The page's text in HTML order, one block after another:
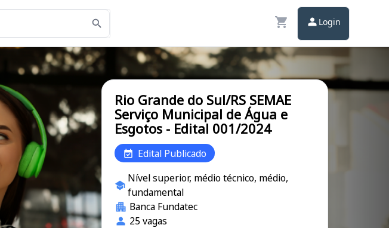
Login
Rio Grande do Sul/RS SEMAE
Serviço Municipal de Água e
Esgotos - Edital 001/2024
Edital Publicado
Nível superior, médio técnico, médio,
fundamental
Banca Fundatec
25 vagas